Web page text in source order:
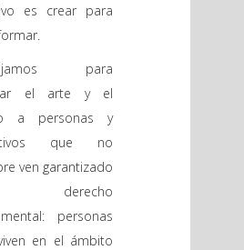
es crear para
para
el arte y el
a personas y
que no
ven garantizado
derecho
personas
en el ámbito